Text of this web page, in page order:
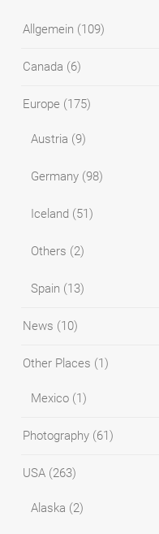
Allgemein (109)
Canada (6)
Europe (175)
Austria (9)
Germany (98)
Iceland (51)
Others (2)
Spain (13)
News (10)
Other Places (1)
Mexico (1)
Photography (61)
USA (263)
Alaska (2)